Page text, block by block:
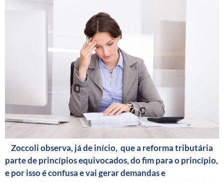
Zoccoli observa, já de início, que a reforma tributária
parte de princípios equivocados, do fim para o princípio,
e por isso é confusa e vai gerar demandas e